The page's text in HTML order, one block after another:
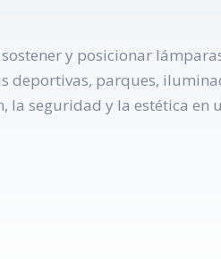
y posicionar
deportivas, parques,
la seguridad y la estética en